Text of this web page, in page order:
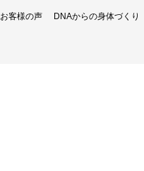
お客様の声 DNAからの身体づくり